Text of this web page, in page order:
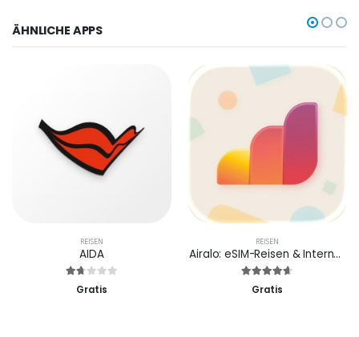
ÄHNLICHE APPS
REISEN
AIDA
Gratis
REISEN
Airalo: eSIM-Reisen & Internet
Gratis